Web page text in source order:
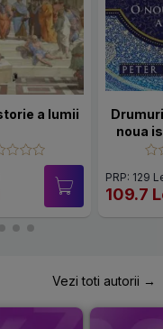
a lumii
noua
PRP: 129
109.7
Vezi toti autorii →